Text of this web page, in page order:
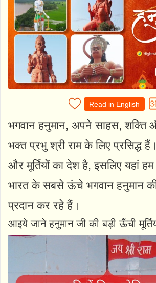
Read in English
भगवान हनुमान, अपने साहस,
भक्त प्रभु श्री राम के लिए प्रसिद्ध
और मूर्तियों का देश है, इसलिए यहां
भारत के सबसे ऊंचे भगवान हनुमान की
प्रदान कर रहे हैं।
आइये जाने हनुमान जी की बड़ी ऊँची